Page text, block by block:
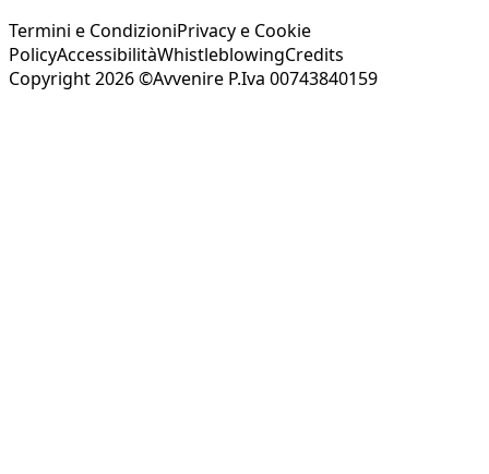
Termini e CondizioniPrivacy e Cookie
PolicyAccessibilitàWhistleblowingCredits
Copyright 2026 ©Avvenire P.Iva 00743840159